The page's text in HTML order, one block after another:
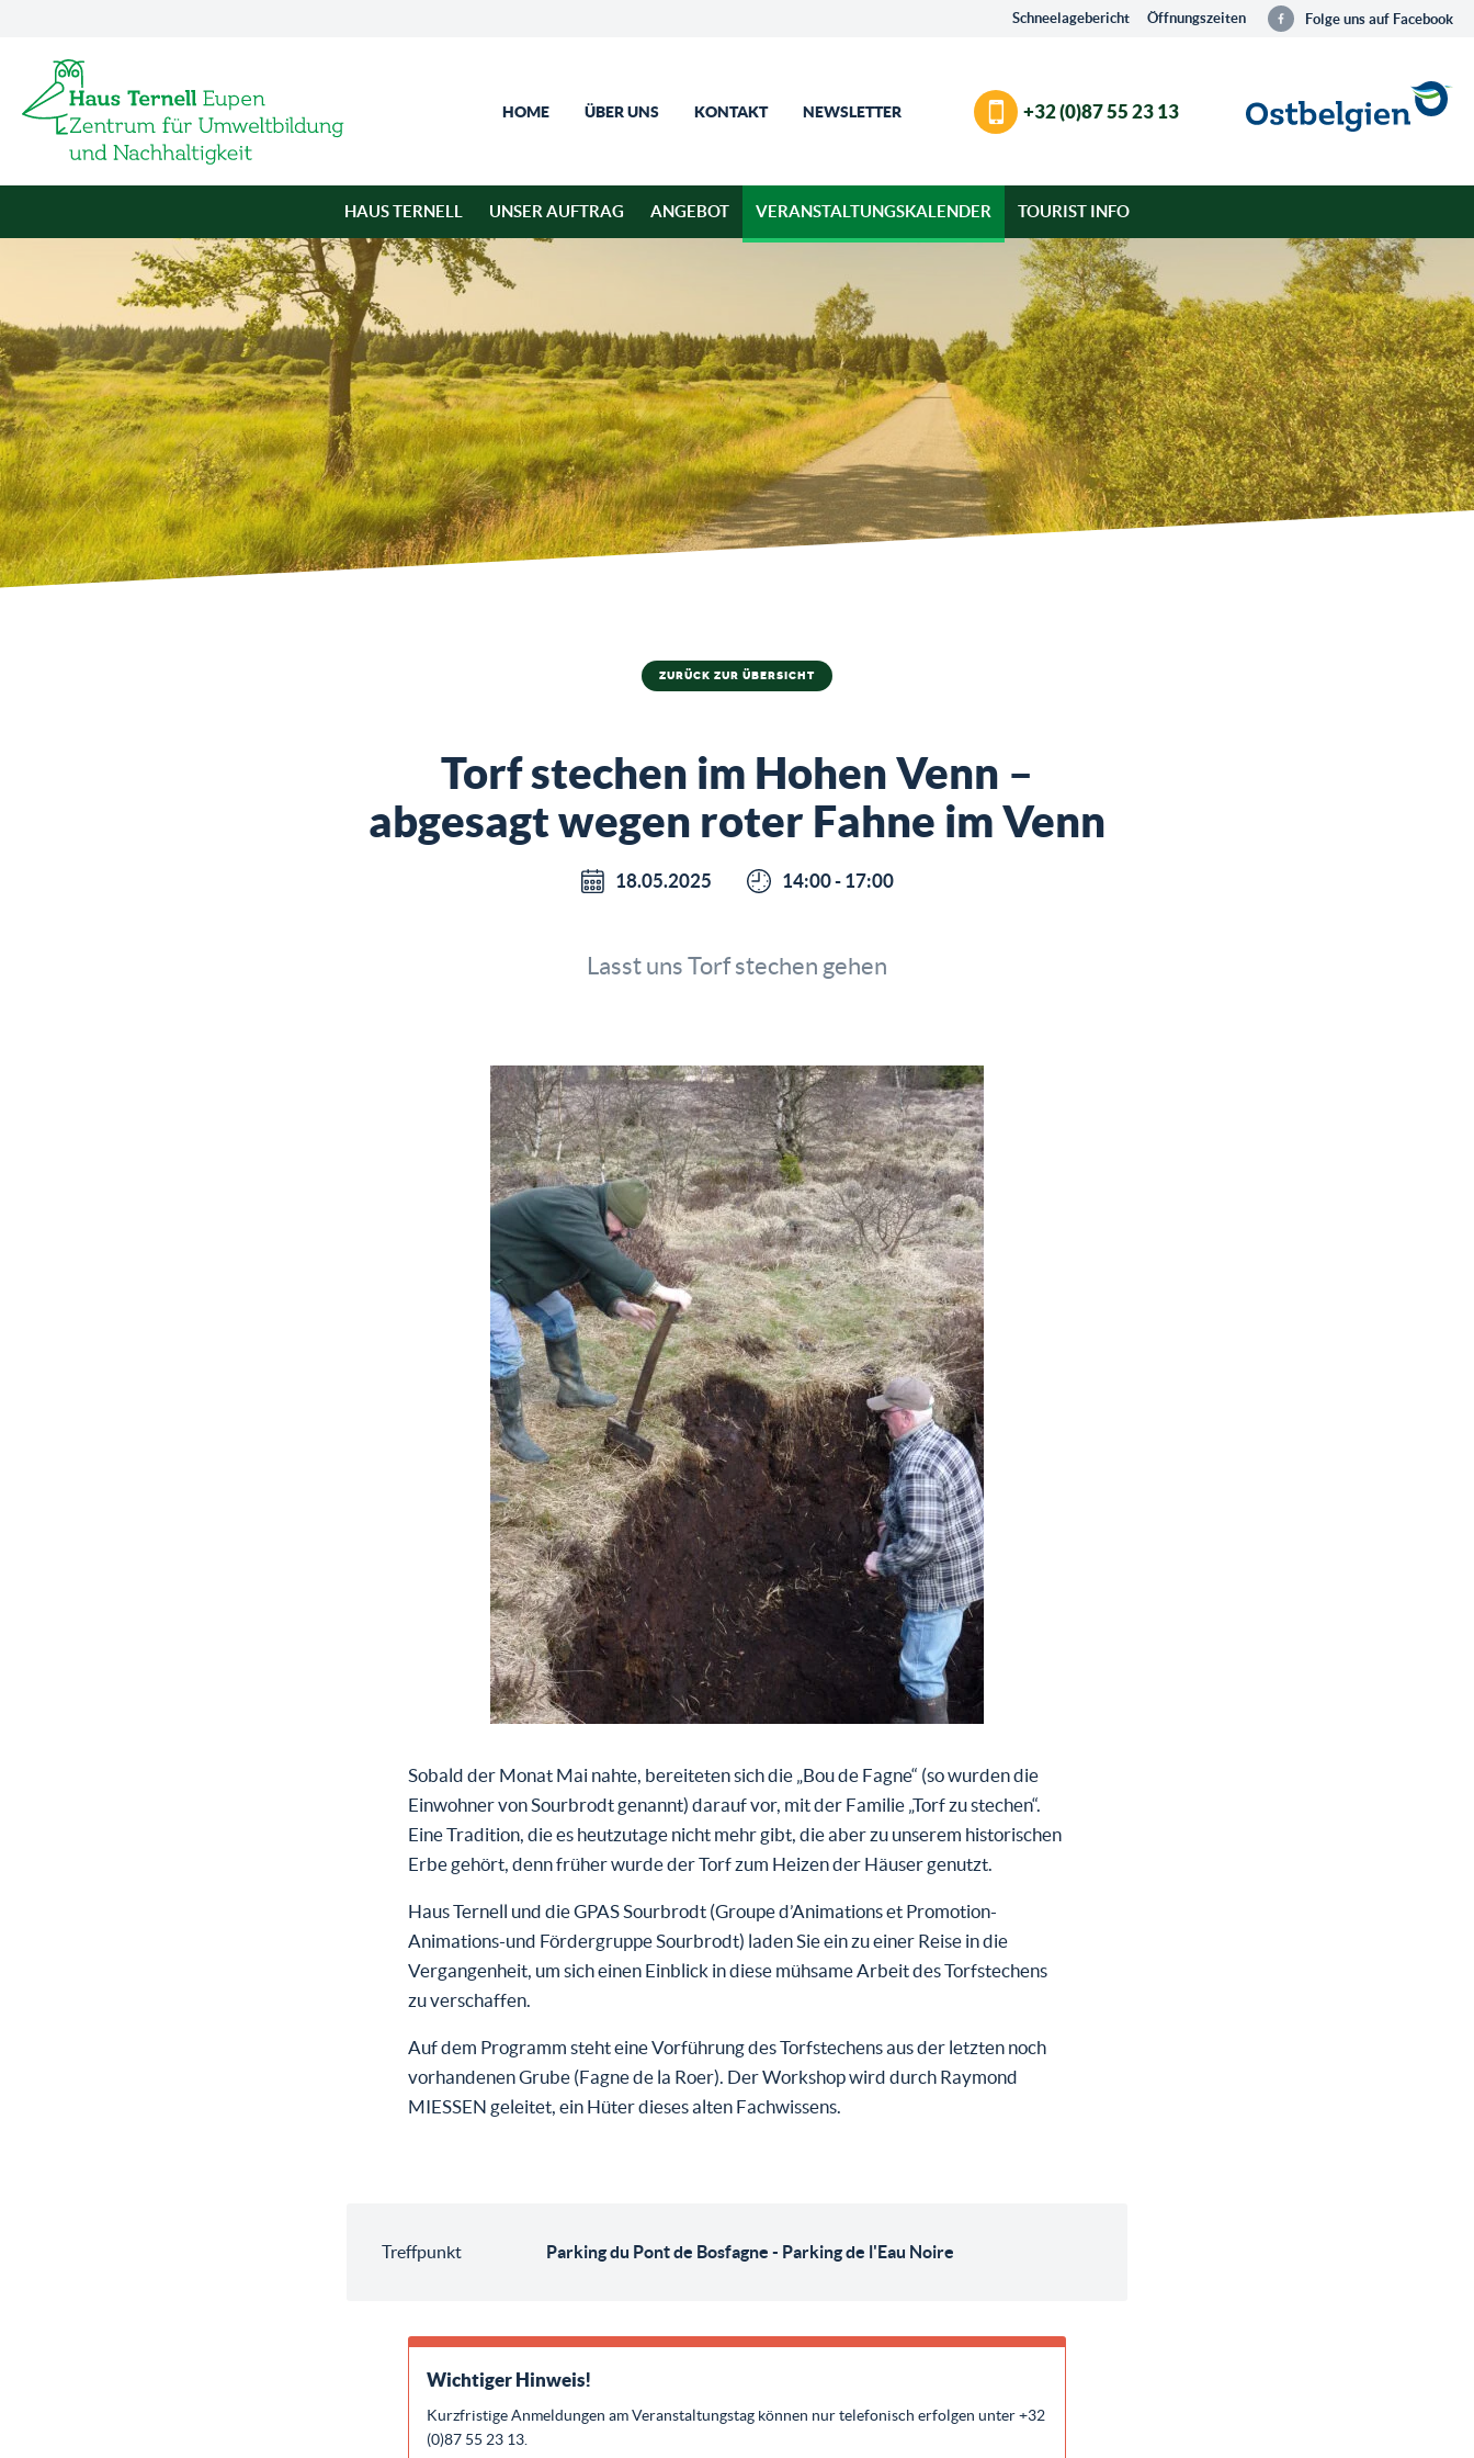
Schneelagebericht Öffnungszeiten Folge uns auf Facebook
HOME ÜBER UNS KONTAKT NEWSLETTER +32 (0)87 55 23 13
HAUS TERNELL UNSER AUFTRAG ANGEBOT VERANSTALTUNGSKALENDER TOURIST INFO
ZURÜCK ZUR ÜBERSICHT
Torf stechen im Hohen Venn –
abgesagt wegen roter Fahne im Venn
18.05.2025 14:00 - 17:00
Lasst uns Torf stechen gehen
Sobald der Monat Mai nahte, bereiteten sich die „Bou de Fagne“ (so wurden die
Einwohner von Sourbrodt genannt) darauf vor, mit der Familie „Torf zu stechen“.
Eine Tradition, die es heutzutage nicht mehr gibt, die aber zu unserem historischen
Erbe gehört, denn früher wurde der Torf zum Heizen der Häuser genutzt.
Haus Ternell und die GPAS Sourbrodt (Groupe d’Animations et Promotion-
Animations-und Fördergruppe Sourbrodt) laden Sie ein zu einer Reise in die
Vergangenheit, um sich einen Einblick in diese mühsame Arbeit des Torfstechens
zu verschaffen.
Auf dem Programm steht eine Vorführung des Torfstechens aus der letzten noch
vorhandenen Grube (Fagne de la Roer). Der Workshop wird durch Raymond
MIESSEN geleitet, ein Hüter dieses alten Fachwissens.
Treffpunkt Parking du Pont de Bosfagne - Parking de l'Eau Noire
Wichtiger Hinweis!
Kurzfristige Anmeldungen am Veranstaltungstag können nur telefonisch erfolgen unter +32
(0)87 55 23 13.